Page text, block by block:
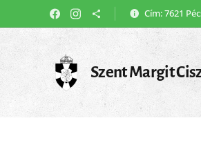
Cím: 7621
Szent Margit